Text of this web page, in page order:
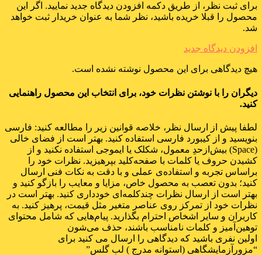
برای ثبت نظر، از طریق دکمه افزودن دیدگاه جدید نمایید. اگر این
محصول را قبلا خریده باشید، نظر شما به عنوان خریدار ثبت خواهد
شد.
افزودن دیدگاه جدید
هیچ دیدگاهی برای این محصول نوشته نشده است.
دیگران را با نوشتن نظرات خود، برای انتخاب این محصول راهنمایی
کنید.
لطفا پیش از ارسال نظر، خلاصه قوانین زیر را مطالعه کنید: فارسی
بنویسید و از کیبورد فارسی استفاده کنید. بهتر است از فضای خالی
(Space) بیش‌از‌حدِ معمول، شکلک یا ایموجی استفاده نکنید و از
کشیدن حروف یا کلمات با صفحه‌کلید بپرهیزید. نظرات خود را
براساس تجربه و استفاده‌ی عملی و با دقت به نکات فنی ارسال
کنید؛ بدون تعصب به محصول خاص، مزایا و معایب را بازگو کنید و
بهتر است از ارسال نظرات چندکلمه‌‌ای خودداری کنید. بهتر است در
نظرات خود از تمرکز روی عناصر متغیر مثل قیمت، پرهیز کنید. به
کاربران و سایر اشخاص احترام بگذارید. پیام‌هایی که شامل محتوای
توهین‌آمیز و کلمات نامناسب باشند، حذف می‌شون
اولین نفری باشید که دیدگاهی را ارسال می کنید برای
“مزورآزمایشگاهی (استوانه مدرج ) لب گلس”